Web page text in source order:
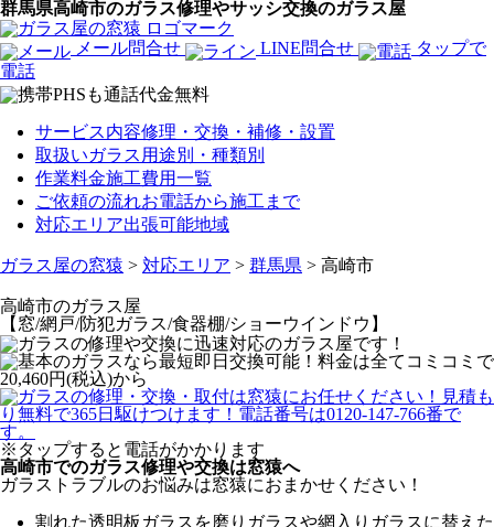
群馬県高崎市のガラス修理やサッシ交換のガラス屋
メール問合せ LINE問合せ
タップで
電話
サービス内容修理・交換・補修・設置
取扱いガラス 用途別・種類別
作業料金施工費用一覧
ご依頼の流れお電話から施工まで
対応エリア出張可能地域
ガラス屋の窓猿 > 対応エリア > 群馬県 > 高崎市
高崎市のガラス屋
【窓/網戸/防犯ガラス/食器棚/ショーウインドウ】
※タップすると電話がかかります
高崎市でのガラス修理や交換は窓猿へ
ガラストラブルのお悩みは窓猿におまかせください！
割れた透明板ガラスを磨りガラスや網入りガラスに替えた